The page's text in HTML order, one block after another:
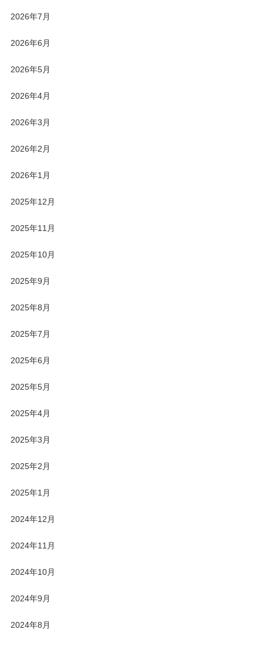
2026年7月
2026年6月
2026年5月
2026年4月
2026年3月
2026年2月
2026年1月
2025年12月
2025年11月
2025年10月
2025年9月
2025年8月
2025年7月
2025年6月
2025年5月
2025年4月
2025年3月
2025年2月
2025年1月
2024年12月
2024年11月
2024年10月
2024年9月
2024年8月